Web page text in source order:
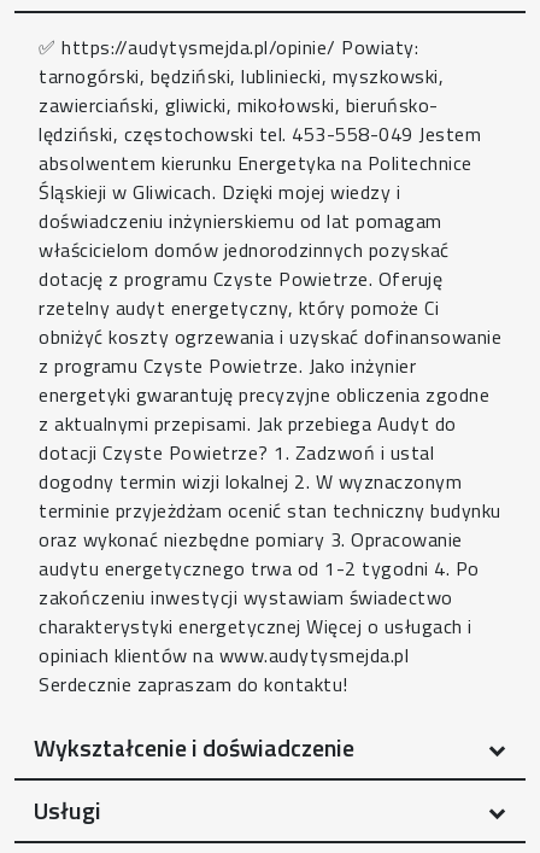
✅ https://audytysmejda.pl/opinie/ Powiaty:
tarnogórski, będziński, lubliniecki, myszkowski,
zawierciański, gliwicki, mikołowski, bieruńsko-
lędziński, częstochowski tel. 453-558-049 Jestem
absolwentem kierunku Energetyka na Politechnice
Śląskieji w Gliwicach. Dzięki mojej wiedzy i
doświadczeniu inżynierskiemu od lat pomagam
właścicielom domów jednorodzinnych pozyskać
dotację z programu Czyste Powietrze. Oferuję
rzetelny audyt energetyczny, który pomoże Ci
obniżyć koszty ogrzewania i uzyskać dofinansowanie
z programu Czyste Powietrze. Jako inżynier
energetyki gwarantuję precyzyjne obliczenia zgodne
z aktualnymi przepisami. Jak przebiega Audyt do
dotacji Czyste Powietrze? 1. Zadzwoń i ustal
dogodny termin wizji lokalnej 2. W wyznaczonym
terminie przyjeżdżam ocenić stan techniczny budynku
oraz wykonać niezbędne pomiary 3. Opracowanie
audytu energetycznego trwa od 1-2 tygodni 4. Po
zakończeniu inwestycji wystawiam świadectwo
charakterystyki energetycznej Więcej o usługach i
opiniach klientów na www.audytysmejda.pl
Serdecznie zapraszam do kontaktu!
Wykształcenie i doświadczenie
Usługi